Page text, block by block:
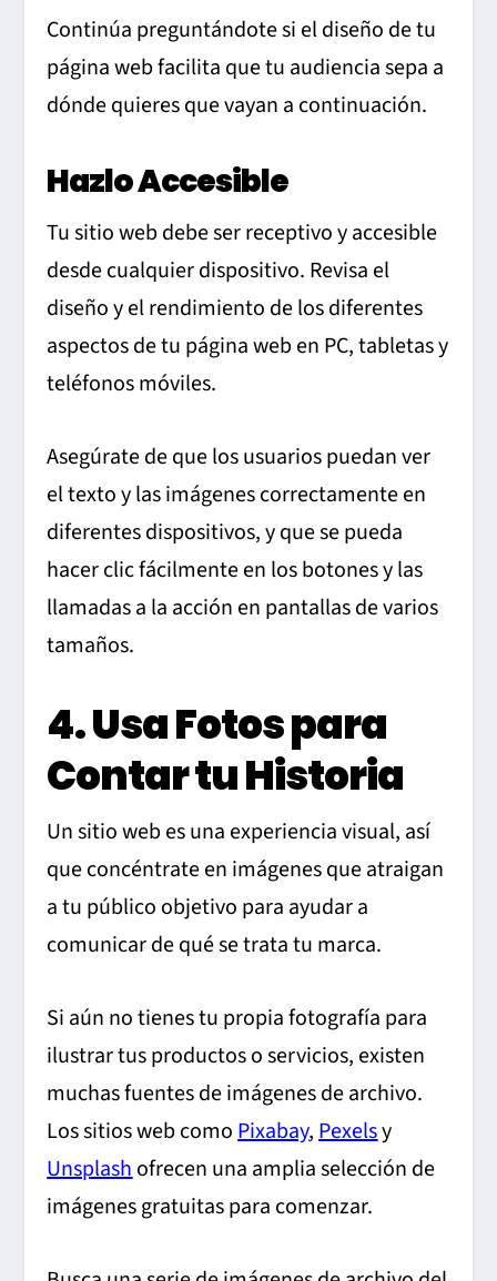
Continúa preguntándote si el diseño de tu
página web facilita que tu audiencia sepa a
dónde quieres que vayan a continuación.
Hazlo Accesible
Tu sitio web debe ser receptivo y accesible
desde cualquier dispositivo. Revisa el
diseño y el rendimiento de los diferentes
aspectos de tu página web en PC, tabletas y
teléfonos móviles.
Asegúrate de que los usuarios puedan ver
el texto y las imágenes correctamente en
diferentes dispositivos, y que se pueda
hacer clic fácilmente en los botones y las
llamadas a la acción en pantallas de varios
tamaños.
4. Usa Fotos para
Contar tu Historia
Un sitio web es una experiencia visual, así
que concéntrate en imágenes que atraigan
a tu público objetivo para ayudar a
comunicar de qué se trata tu marca.
Si aún no tienes tu propia fotografía para
ilustrar tus productos o servicios, existen
muchas fuentes de imágenes de archivo.
Los sitios web comoPixabay,Pexelsy
Unsplashofrecen una amplia selección de
imágenes gratuitas para comenzar.